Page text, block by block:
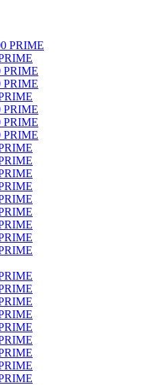
PRIME
PRIME
PRIME
PRIME
PRIME
PRIME